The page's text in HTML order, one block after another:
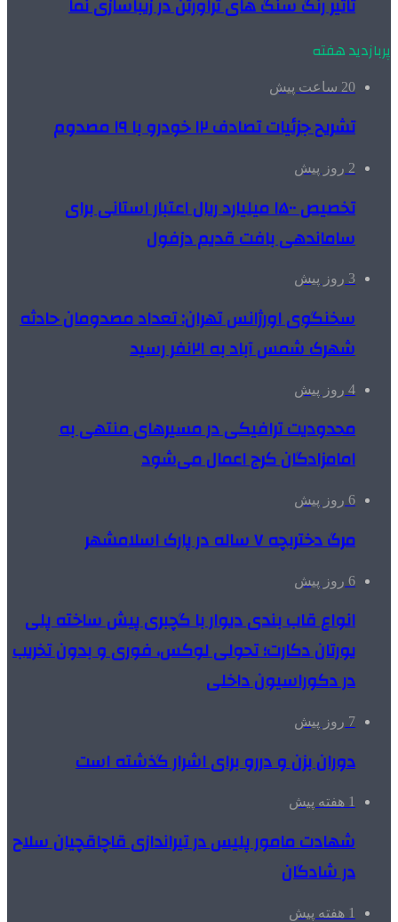
پربازدید هفته
20 ساعت پیش
تشریح جزئیات تصادف ۱۲ خودرو با ۱۹ مصدوم
2 روز پیش
تخصیص ۱۵۰۰ میلیارد ریال اعتبار استانی برای
ساماندهی بافت قدیم دزفول
3 روز پیش
سخنگوی اورژانس تهران: تعداد مصدومان حادثه
شهرک شمس آباد به ۲۱نفر رسید
4 روز پیش
محدودیت ترافیکی در مسیرهای منتهی به
امامزادگان کرج اعمال می‌شود
6 روز پیش
مرگ دختربچه ۷ ساله در پارک اسلامشهر
6 روز پیش
انواع قاب بندی دیوار با گچبری پیش ساخته پلی
یورتان دکارت؛ تحولی لوکس، فوری و بدون تخریب
در دکوراسیون داخلی
7 روز پیش
دوران بزن و دررو برای اشرار گذشته است
1 هفته پیش
شهادت مامور پلیس در تیراندازی قاچاقچیان سلاح
در شادگان
1 هفته پیش